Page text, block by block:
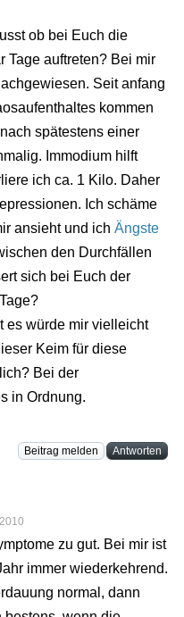
ob bei Euch die
Tage auftreten? Bei mir
Seit anfang
kommen
spätestens einer
Immodium hilft
ich ca. 1 Kilo. Daher
Ich schäme
ansieht und ich Ängste
den Durchfällen
sich bei Euch der
es würde mir vielleicht
Keim für diese
Bei der
in Ordnung.
Beitrag melden Antworten
zu gut. Bei mir ist
immer wiederkehrend.
normal, dann